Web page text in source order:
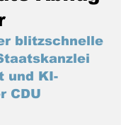
blitzschnelle
und KI-
CDU